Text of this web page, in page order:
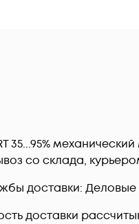
35...95%
со склада,
доставки: Деловые
доставки